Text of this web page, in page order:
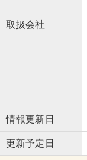
取扱会社
情報更新日
更新予定日